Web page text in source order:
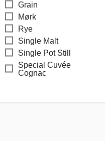
Grain
Mørk
Rye
Single Malt
Single Pot Still
Special Cuvée
Cognac